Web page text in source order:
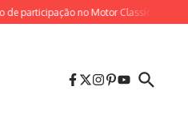
participação no Motor Classic Maringá.